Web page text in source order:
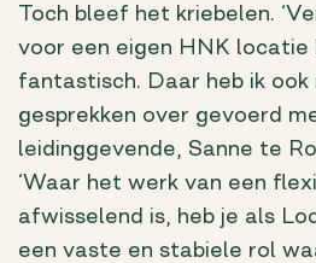
Toch bleef het kriebelen.
voor een eigen HNK locatie
fantastisch. Daar heb ik
gesprekken over gevoerd
leidinggevende, Sanne te
‘Waar het werk van een
afwisselend is, heb je als
een vaste en stabiele rol